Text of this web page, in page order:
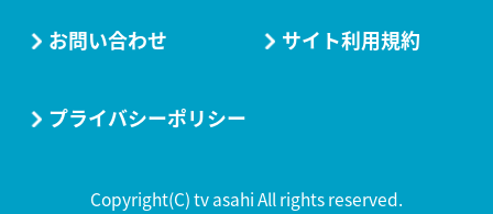
お問い合わせ サイト利用規約
プライバシーポリシー
Copyright(C) tv asahi All rights reserved.